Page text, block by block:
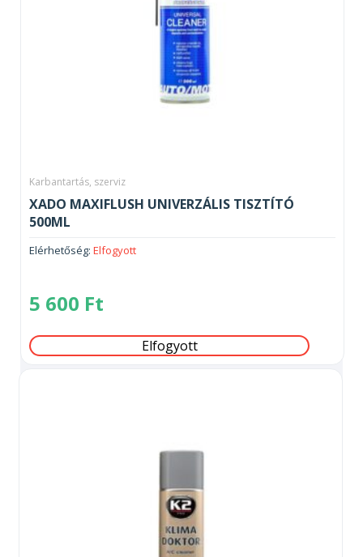
Karbantartás, szerviz
XADO MAXIFLUSH UNIVERZÁLIS TISZTÍTÓ
500ML
Elérhetőség: Elfogyott
5 600 Ft
Elfogyott